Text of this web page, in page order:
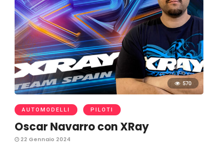
570
AUTOMODELLI PILOTI
Oscar Navarro con XRay
22 Gennaio 2024